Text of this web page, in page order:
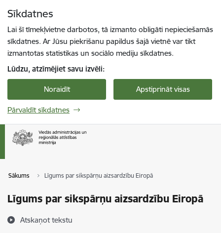
Sīkdatnes
Lai šī tīmekļvietne darbotos, tā izmanto obligāti nepieciešamās
sīkdatnes. Ar Jūsu piekrišanu papildus šajā vietnē var tikt
izmantotas statistikas un sociālo mediju sīkdatnes.
Lūdzu, atzīmējiet savu izvēli:
Noraidīt Apstiprināt visas
Pārvaldīt sīkdatnes
Sākums Līgums par sikspārņu aizsardzību Eiropā
Līgums par sikspārņu aizsardzību Eiropā
Atskaņot tekstu